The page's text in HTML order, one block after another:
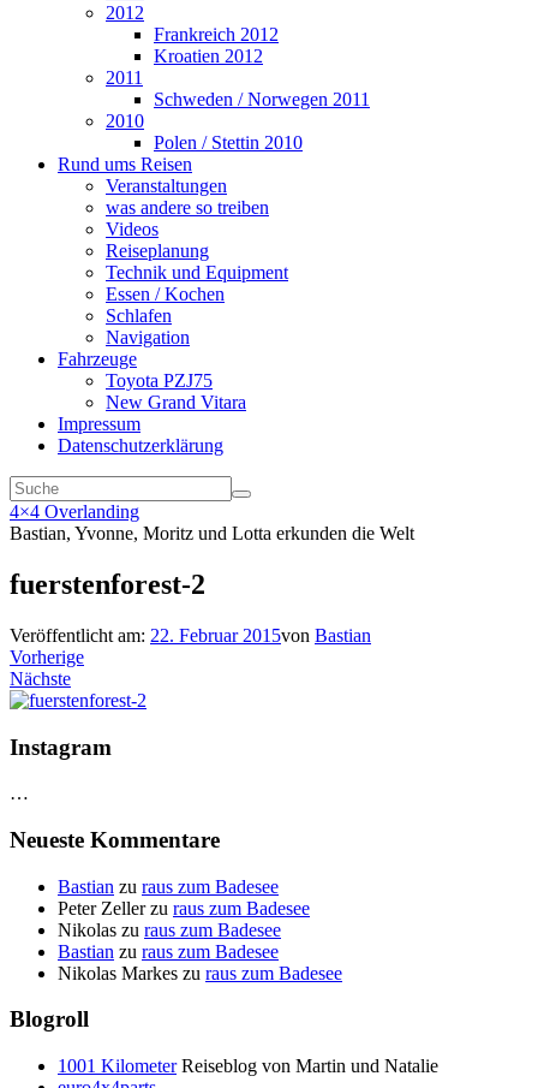
2012
Frankreich 2012
Kroatien 2012
2011
Schweden / Norwegen 2011
2010
Polen / Stettin 2010
Rund ums Reisen
Veranstaltungen
was andere so treiben
Videos
Reiseplanung
Technik und Equipment
Essen / Kochen
Schlafen
Navigation
Fahrzeuge
Toyota PZJ75
New Grand Vitara
Impressum
Datenschutzerklärung
4×4 Overlanding
Bastian, Yvonne, Moritz und Lotta erkunden die Welt
fuerstenforest-2
Veröffentlicht am: 22. Februar 2015von Bastian
Vorherige
Nächste
Instagram
…
Neueste Kommentare
Bastian zu raus zum Badesee
Peter Zellerzu raus zum Badesee
Nikolas zu raus zum Badesee
Bastian zu raus zum Badesee
Nikolas Markes zu raus zum Badesee
Blogroll
1001 KilometerReiseblog von Martin und Natalie